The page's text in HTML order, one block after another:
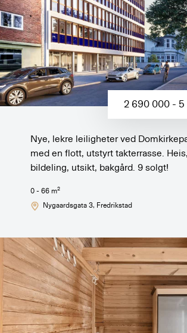
2 690 000 -
Nye, lekre leiligheter ved
med en flott, utstyrt takterrasse. Heis,
bildeling, utsikt, bakgård. 9 solgt!
0 - 66 m2
Nygaardsgata 3, Fredrikstad